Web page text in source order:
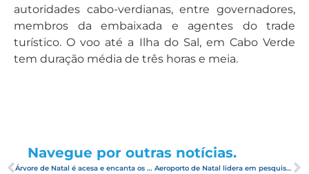
autoridades cabo-verdianas, entre governadores,
membros da embaixada e agentes do trade
turístico. O voo até a Ilha do Sal, em Cabo Verde
tem duração média de três horas e meia.
Navegue por outras notícias.
Árvore de Natal é acesa e encanta os natalenses Aeroporto de Natal lidera em pesquisa de satisfação